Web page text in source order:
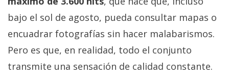
bajo el sol de agosto, pueda consultar mapas o
encuadrar fotografías sin hacer malabarismos.
Pero es que, en realidad, todo el conjunto
transmite una sensación de calidad constante.